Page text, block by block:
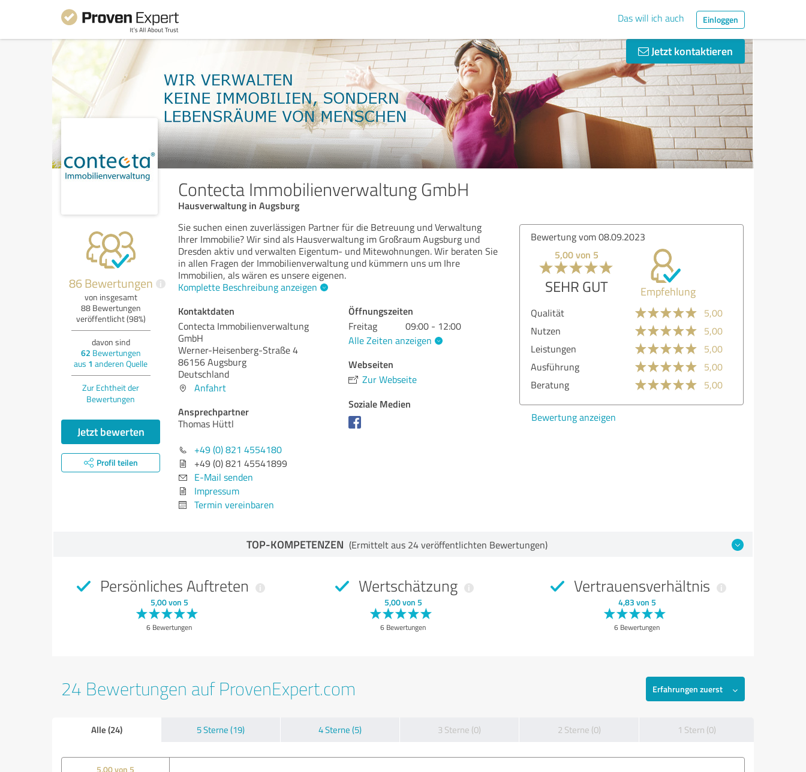
Das will ich auch Einloggen
Jetzt kontaktieren
Contecta Immobilienverwaltung GmbH
Hausverwaltung in Augsburg
86 Bewertungen i
von insgesamt
88 Bewertungen
veröffentlicht (98%)
davon sind
62 Bewertungen
aus 1 anderen Quelle
Zur Echtheit der
Bewertungen
Jetzt bewerten
Profil teilen
Sie suchen einen zuverlässigen Partner für die Betreuung und Verwaltung
Ihrer Immobilie? Wir sind als Hausverwaltung im Großraum Augsburg und
Dresden aktiv und verwalten Eigentum- und Mitewohnungen. Wir beraten Sie
in allen Fragen der Immobilienverwaltung und kümmern uns um Ihre
Immobilien, als wären es unsere eigenen.
Komplette Beschreibung anzeigen
Kontaktdaten
Contecta Immobilienverwaltung
GmbH
Werner-Heisenberg-Straße 4
86156 Augsburg
Deutschland
Anfahrt
Ansprechpartner
Thomas Hüttl
+49 (0) 821 4554180
+49 (0) 821 45541899
E-Mail senden
Impressum
Termin vereinbaren
Öffnungszeiten
Freitag
09:00 - 12:00
Alle Zeiten anzeigen
Webseiten
Zur Webseite
Soziale Medien
Bewertung vom 20.07.2022
4,20 von 5
GUT Empfehlung
Qualität
4,00
Nutzen
4,00
Leistungen
5,00
Ausführung
4,00
Beratung
4,00
Bewertung anzeigen
TOP-KOMPETENZEN (Ermittelt aus 24 veröffentlichten Bewertungen)
Persönliches Auftreten
5,00 von 5
6 Bewertungen
Wertschätzung
5,00 von 5
6 Bewertungen
Vertrauensverhältnis
4,83 von 5
6 Bewertungen
24 Bewertungen auf ProvenExpert.com Erfahrungen zuerst
Alle (24) 5 Sterne (19) 4 Sterne (5) 3 Sterne (0) 2 Sterne (0) 1 Stern (0)
5,00 von 5